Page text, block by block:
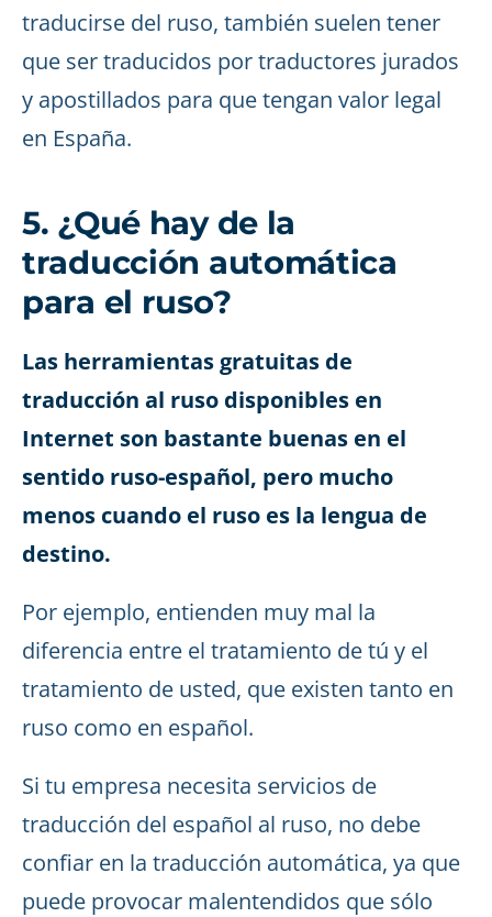
traducirse del ruso, también suelen tener
que ser traducidos por traductores jurados
y apostillados para que tengan valor legal
en España.
5. ¿Qué hay de la
traducción automática
para el ruso?
Las herramientas gratuitas de
traducción al ruso disponibles en
Internet son bastante buenas en el
sentido ruso-español, pero mucho
menos cuando el ruso es la lengua de
destino.
Por ejemplo, entienden muy mal la
diferencia entre el tratamiento de tú y el
tratamiento de usted, que existen tanto en
ruso como en español.
Si tu empresa necesita servicios de
traducción del español al ruso, no debe
confiar en la traducción automática, ya que
puede provocar malentendidos que sólo